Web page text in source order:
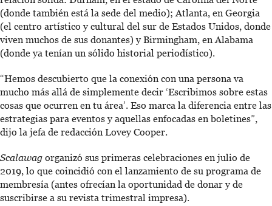
(donde también está la sede del medio); Atlanta, en Georgia
(el centro artístico y cultural del sur de Estados Unidos, donde
viven muchos de sus donantes) y Birmingham, en Alabama
(donde ya tenían un sólido historial periodístico).
“Hemos descubierto que la conexión con una persona va
mucho más allá de simplemente decir ‘Escribimos sobre estas
cosas que ocurren en tu área’. Eso marca la diferencia entre las
estrategias para eventos y aquellas enfocadas en boletines”,
dijo la jefa de redacción Lovey Cooper.
Scalawag organizó sus primeras celebraciones en julio de
2019, lo que coincidió con el lanzamiento de su programa de
membresía (antes ofrecían la oportunidad de donar y de
suscribirse a su revista trimestral impresa).